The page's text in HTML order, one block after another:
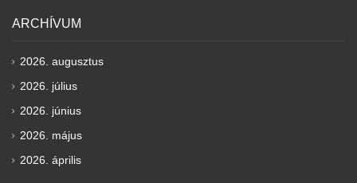
ARCHÍVUM
2026. augusztus
2026. július
2026. június
2026. május
2026. április